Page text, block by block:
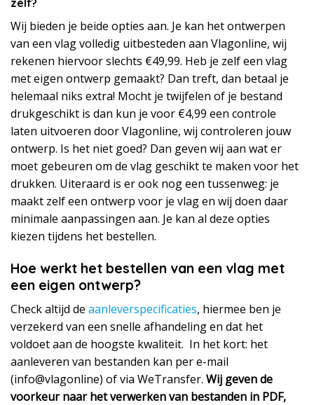
zelf?
Wij bieden je beide opties aan. Je kan het ontwerpen
van een vlag volledig uitbesteden aan Vlagonline, wij
rekenen hiervoor slechts €49,99. Heb je zelf een vlag
met eigen ontwerp gemaakt? Dan treft, dan betaal je
helemaal niks extra! Mocht je twijfelen of je bestand
drukgeschikt is dan kun je voor €4,99 een controle
laten uitvoeren door Vlagonline, wij controleren jouw
ontwerp. Is het niet goed? Dan geven wij aan wat er
moet gebeuren om de vlag geschikt te maken voor het
drukken. Uiteraard is er ook nog een tussenweg: je
maakt zelf een ontwerp voor je vlag en wij doen daar
minimale aanpassingen aan. Je kan al deze opties
kiezen tijdens het bestellen.
Hoe werkt het bestellen van een vlag met
een eigen ontwerp?
Check altijd de aanleverspecificaties, hiermee ben je
verzekerd van een snelle afhandeling en dat het
voldoet aan de hoogste kwaliteit. In het kort: het
aanleveren van bestanden kan per e-mail
(info@vlagonline) of via WeTransfer. Wij geven de
voorkeur naar het verwerken van bestanden in PDF,